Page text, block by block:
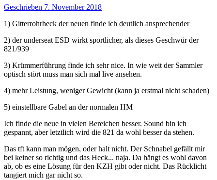
Geschrieben 7. November 2018
1) Gitterrohrheck der neuen finde ich deutlich ansprechender
2) der underseat ESD wirkt sportlicher, als dieses Geschwür der
821/939
3) Krümmerführung finde ich sehr nice. In wie weit der Sammler
optisch stört muss man sich mal live ansehen.
4) mehr Leistung, weniger Gewicht (kann ja erstmal nicht schaden)
5) einstellbare Gabel an der normalen HM
Ich finde die neue in vielen Bereichen besser. Sound bin ich
gespannt, aber letztlich wird die 821 da wohl besser da stehen.
Das tft kann man mögen, oder halt nicht. Der Schnabel gefällt mir
bei keiner so richtig und das Heck... naja. Da hängt es wohl davon
ab, ob es eine Lösung für den KZH gibt oder nicht. Das Rücklicht
tangiert mich gar nicht so.